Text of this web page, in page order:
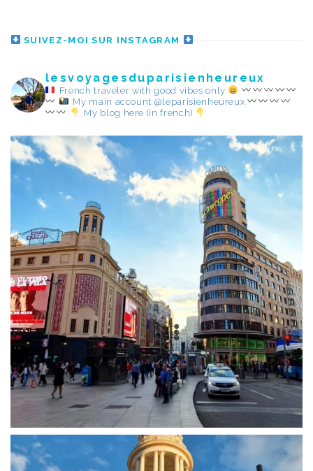
SUIVEZ-MOI SUR INSTAGRAM
lesvoyagesduparisienheureux
French traveler with good vibes only
My main account @leparisienheureux
My blog here (in french)